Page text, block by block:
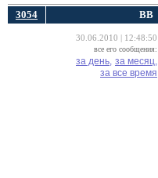
3054 ВВ
30.06.2010 | 12:48:50
все его сообщения:
за день, за месяц,
за все время